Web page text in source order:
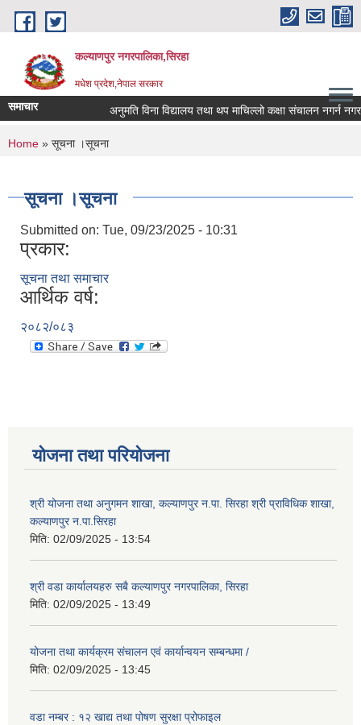
Skip to main content
कल्याणपुर नगरपालिका,सिरहा
मधेश प्रदेश,नेपाल सरकार
समाचार अनुमति विना विद्यालय तथा थप माचिल्लो कक्षा संचालन नगर्न
You are here
Home » सूचना ।सूचना
सूचना ।सूचना
Submitted on: Tue, 09/23/2025 - 10:31
प्रकार:
सूचना तथा समाचार
आर्थिक वर्ष:
२०८२/०८३
योजना तथा परियोजना
श्री योजना तथा अनुगमन शाखा, कल्याणपुर न.पा. सिरहा श्री प्राविधिक शाखा,
कल्याणपुर न.पा.सिरहा
मिति: 02/09/2025 - 13:54
श्री वडा कार्यालयहरु सबै कल्याणपुर नगरपालिका, सिरहा
मिति: 02/09/2025 - 13:49
योजना तथा कार्यक्रम संचालन एवं कार्यान्वयन सम्बन्धमा /
मिति: 02/09/2025 - 13:45
वडा नम्बर : १२ खाद्य तथा पोषण सुरक्षा प्रोफाइल